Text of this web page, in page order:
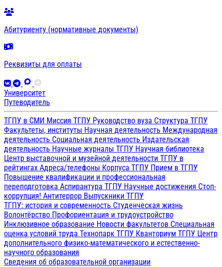
Абитуриенту (нормативные документы)
Реквизиты для оплаты
Университет
Путеводитель
ТГПУ в СМИ Миссия ТГПУ Руководство вуза Структура ТГПУ
Факультеты, институты Научная деятельность Международная
деятельность Социальная деятельность Издательская
деятельность Научные журналы ТГПУ Научная библиотека
Центр выставочной и музейной деятельности ТГПУ в
рейтингах Адреса/телефоны Корпуса ТГПУ Прием в ТГПУ
Повышение квалификации и профессиональная
переподготовка Аспирантура ТГПУ Научные достижения Стоп-
коррупция! Антитеррор Выпускники ТГПУ
ТГПУ: история и современность Студенческая жизнь
Волонтёрство Профориентация и трудоустройство
Инклюзивное образование Новости факультетов Специальная
оценка условий труда Технопарк ТГПУ Кванториум ТГПУ Центр
дополнительного физико-математического и естественно-
научного образования
Сведения об образовательной организации